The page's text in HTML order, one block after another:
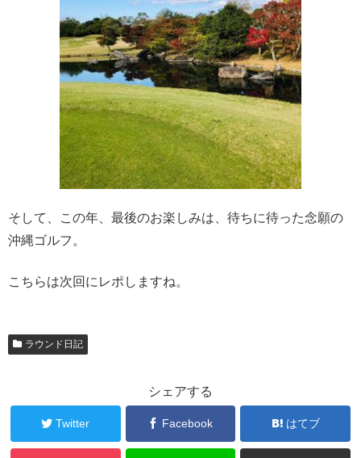
そして、この年、最後のお楽しみは、待ちに待った念願の
沖縄ゴルフ。
こちらは次回にレポしますね。
ラウンド日記
シェアする
Twitter Facebook はてブ